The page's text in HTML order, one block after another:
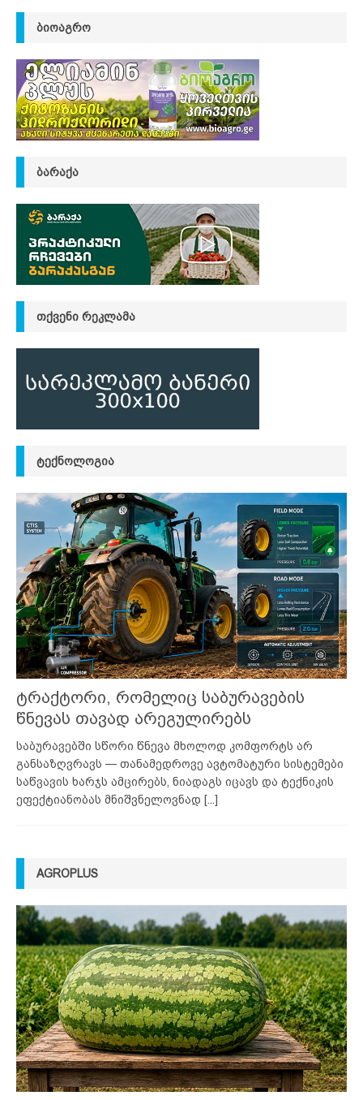
ᲑᲘᲝᲐᲒᲠᲝ
ᲑᲐᲠᲐᲥᲐ
ᲗᲥᲕᲔᲜᲘ ᲠᲔᲙᲚᲐᲛᲐ
ᲢᲔᲥᲜᲝᲚᲝᲒᲘᲐ
ტრაქტორი, რომელიც საბურავების
წნევას თავად არეგულირებს
საბურავებში სწორი წნევა მხოლოდ კომფორტს არ
განსაზღვრავს — თანამედროვე ავტომატური სისტემები
საწვავის ხარჯს ამცირებს, ნიადაგს იცავს და ტექნიკის
ეფექტიანობას მნიშვნელოვნად [...]
AGROPLUS